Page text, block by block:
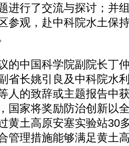
进行了交流与探讨；并
参观，赴中科院水土保
中国科学院副院长丁
省长姚引良及中科院水
人的致辞或主题报告中
国家将奖励防治创新以
黄土高原安塞实验站30
管理措施能够满足黄土